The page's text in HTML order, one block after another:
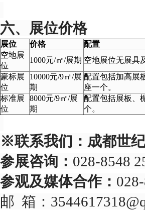
六、 展位价格
展位 价格
配置
空地展
位
1000元/㎡/展期 空地展位无展具
豪标展
位
10000元/9㎡/展
期
配置包括加高展
座一个。
标准展
位
8000元/9㎡/展
期
配置包括展板、
个。
※联系我们：成都世
参展咨询： 028-8548
参观及媒体合作：
邮 箱：